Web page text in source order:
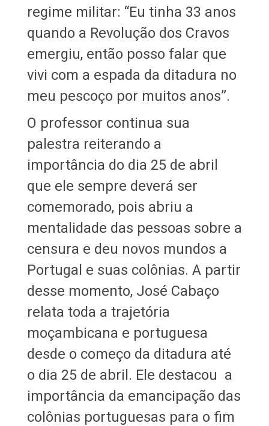
regime militar: “Eu tinha 33 anos
quando a Revolução dos Cravos
emergiu, então posso falar que
vivi com a espada da ditadura no
meu pescoço por muitos anos”.
O professor continua sua
palestra reiterando a
importância do dia 25 de abril
que ele sempre deverá ser
comemorado, pois abriu a
mentalidade das pessoas sobre a
censura e deu novos mundos a
Portugal e suas colônias. A partir
desse momento, José Cabaço
relata toda a trajetória
moçambicana e portuguesa
desde o começo da ditadura até
o dia 25 de abril. Ele destacou a
importância da emancipação das
colônias portuguesas para o fim